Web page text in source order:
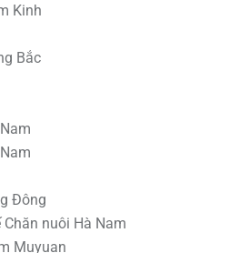
Kinh
Bắc
Đông
nuôi Hà Nam
Muyuan